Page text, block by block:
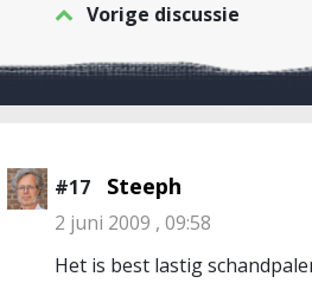
Vorige discussie
#17 Steeph
2 juni 2009 , 09:58
Het is best lastig